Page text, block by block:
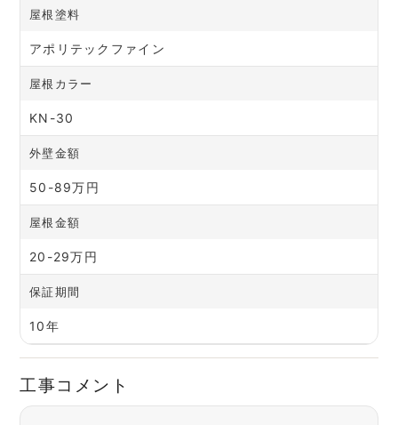
屋根塗料
アポリテックファイン
屋根カラー
KN-30
外壁金額
50-89万円
屋根金額
20-29万円
保証期間
10年
工事コメント